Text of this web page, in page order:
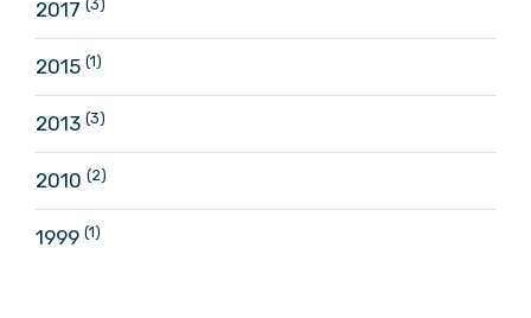
2017 (3)
2015 (1)
2013 (3)
2010 (2)
1999 (1)